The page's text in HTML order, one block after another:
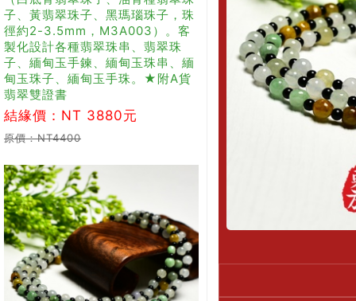
子、黃翡翠珠子、黑瑪瑙珠子，珠
徑約2-3.5mm，M3A003）。客
製化設計各種翡翠珠串、翡翠珠
子、緬甸玉手鍊、緬甸玉珠串、緬
甸玉珠子、緬甸玉手珠。★附A貨
翡翠雙證書
結緣價：NT 3880元
原價：NT4400